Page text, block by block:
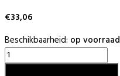
€33,06
Beschikbaarheid: op voorraad
Examineren
keuzedeel